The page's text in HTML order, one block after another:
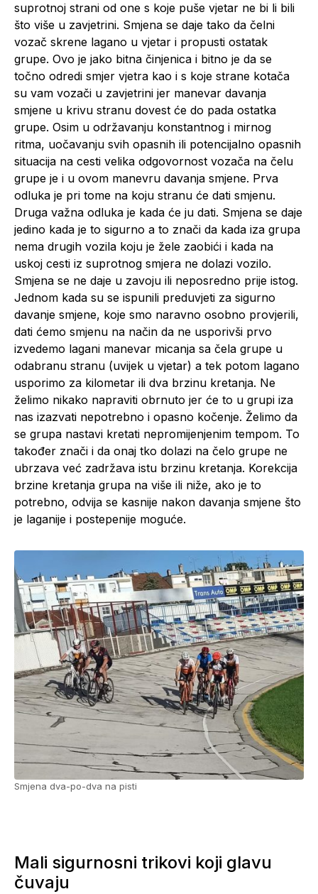
suprotnoj strani od one s koje puše vjetar ne bi li bili
što više u zavjetrini. Smjena se daje tako da čelni
vozač skrene lagano u vjetar i propusti ostatak
grupe. Ovo je jako bitna činjenica i bitno je da se
točno odredi smjer vjetra kao i s koje strane kotača
su vam vozači u zavjetrini jer manevar davanja
smjene u krivu stranu dovest će do pada ostatka
grupe. Osim u održavanju konstantnog i mirnog
ritma, uočavanju svih opasnih ili potencijalno opasnih
situacija na cesti velika odgovornost vozača na čelu
grupe je i u ovom manevru davanja smjene. Prva
odluka je pri tome na koju stranu će dati smjenu.
Druga važna odluka je kada će ju dati. Smjena se daje
jedino kada je to sigurno a to znači da kada iza grupa
nema drugih vozila koju je žele zaobići i kada na
uskoj cesti iz suprotnog smjera ne dolazi vozilo.
Smjena se ne daje u zavoju ili neposredno prije istog.
Jednom kada su se ispunili preduvjeti za sigurno
davanje smjene, koje smo naravno osobno provjerili,
dati ćemo smjenu na način da ne usporivši prvo
izvedemo lagani manevar micanja sa čela grupe u
odabranu stranu (uvijek u vjetar) a tek potom lagano
usporimo za kilometar ili dva brzinu kretanja. Ne
želimo nikako napraviti obrnuto jer će to u grupi iza
nas izazvati nepotrebno i opasno kočenje. Želimo da
se grupa nastavi kretati nepromijenjenim tempom. To
također znači i da onaj tko dolazi na čelo grupe ne
ubrzava već zadržava istu brzinu kretanja. Korekcija
brzine kretanja grupa na više ili niže, ako je to
potrebno, odvija se kasnije nakon davanja smjene što
je laganije i postepenije moguće.
Smjena dva-po-dva na pisti
Mali sigurnosni trikovi koji glavu
čuvaju